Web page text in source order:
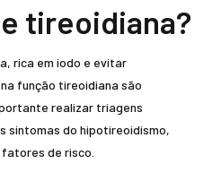
tireoidiana?
rica em iodo e evitar
função tireoidiana são
realizar triagens
sintomas do hipotireoidismo,
de risco.